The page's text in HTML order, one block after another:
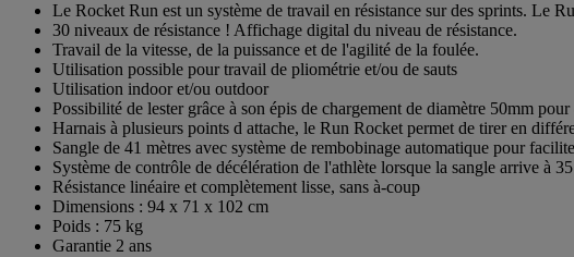
Le Rocket Run est un système de travail en résistance sur des sprints. Le
30 niveaux de résistance ! Affichage digital du niveau de résistance.
Travail de la vitesse, de la puissance et de l'agilité de la foulée.
Utilisation possible pour travail de pliométrie et/ou de sauts
Utilisation indoor et/ou outdoor
Possibilité de lester grâce à son épis de chargement de diamètre 50mm
Harnais à plusieurs points d attache, le Run Rocket permet de tirer en
Sangle de 41 mètres avec système de rembobinage automatique pour
Système de contrôle de décélération de l'athlète lorsque la sangle arrive à
Résistance linéaire et complètement lisse, sans à-coup
Dimensions : 94 x 71 x 102 cm
Poids : 75 kg
Garantie 2 ans